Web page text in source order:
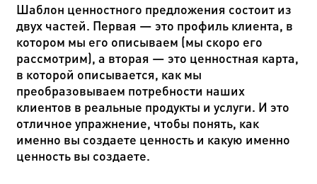
Шаблон ценностного предложения состоит из
двух частей. Первая — это профиль клиента, в
котором мы его описываем (мы скоро его
рассмотрим), а вторая — это ценностная карта,
в которой описывается, как мы
преобразовываем потребности наших
клиентов в реальные продукты и услуги. И это
отличное упражнение, чтобы понять, как
именно вы создаете ценность и какую именно
ценность вы создаете.